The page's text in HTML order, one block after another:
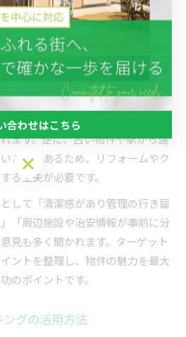
、地域ごとに選ばれやすい物件の特
却のカギとなります。都市部では
生活利便性が重視され、一方で郊
住環境が評価されがちです。
のエリアは駅近マンションや築浅の
育て世代には学区や公園の近さも
ます。逆に、古い物件や駅から遠
こともあるため、リフォームやク
る工夫が必要です。
して「清潔感があり管理の行き届
「周辺施設や治安情報が事前に分
見も多く聞かれます。ターゲット
ントを整理し、物件の魅力を最大
のポイントです。
グの活用方法
合わせはこちら
合わせはこちら